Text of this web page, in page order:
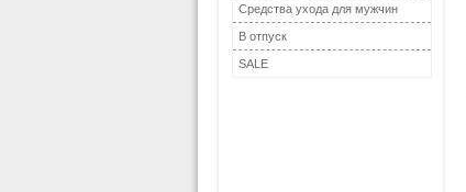
Средства ухода для мужчин
В отпуск
SALE